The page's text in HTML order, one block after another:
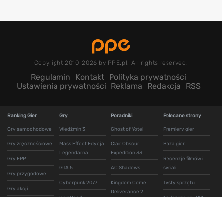
Copyright 2010-2026 by PPE.pl. All rights reserved.
Regulamin Kontakt Polityka prywatności
Ustawienia prywatności
Reklama Redakcja RSS
Ranking Gier
Gry samochodowe
Gry zręcznościowe
Gry FPP
Gry przygodowe
Gry akcji
Gry
Wiedźmin 3
Mass Effect Edycja
Legendarna
GTA 5
Cyberpunk 2077
Poradniki
Ghost of Yotei
Clair Obscur
Expedition 33
AC Shadows
Kingdom Come
Deliverance 2
Polecane strony
Premiery gier
Baza gier
Recenzje filmów i
seriali
Testy sprzętu